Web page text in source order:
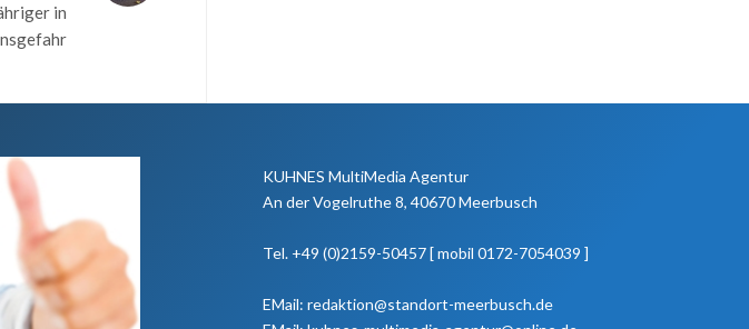
in
KUHNES MultiMedia Agentur
An der Vogelruthe 8, 40670 Meerbusch
Tel. +49 (0)2159-50457 [ mobil 0172-7054039 ]
EMail: redaktion@standort-meerbusch.de